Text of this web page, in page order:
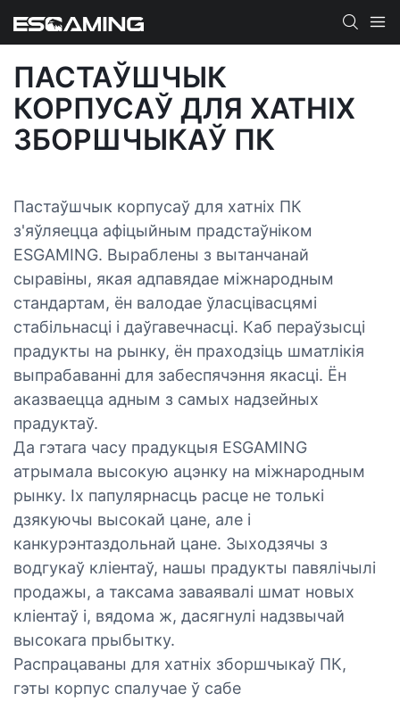
ПАСТАЎШЧЫК
КОРПУСАЎ ДЛЯ ХАТНІХ
ЗБОРШЧЫКАЎ ПК
Пастаўшчык корпусаў для хатніх ПК
з'яўляецца афіцыйным прадстаўніком
ESGAMING. Выраблены з вытанчанай
сыравіны, якая адпавядае міжнародным
стандартам, ён валодае ўласцівасцямі
стабільнасці і даўгавечнасці. Каб пераўзысці
прадукты на рынку, ён праходзіць шматлікія
выпрабаванні для забеспячэння якасці. Ён
аказваецца адным з самых надзейных
прадуктаў.
Да гэтага часу прадукцыя ESGAMING
атрымала высокую ацэнку на міжнародным
рынку. Іх папулярнасць расце не толькі
дзякуючы высокай цане, але і
канкурэнтаздольнай цане. Зыходзячы з
водгукаў кліентаў, нашы прадукты павялічылі
продажы, а таксама заваявалі шмат новых
кліентаў і, вядома ж, дасягнулі надзвычай
высокага прыбытку.
Распрацаваны для хатніх зборшчыкаў ПК,
гэты корпус спалучае ў сабе